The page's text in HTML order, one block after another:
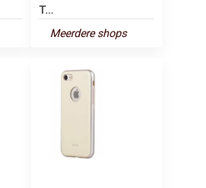
T...
Meerdere shops